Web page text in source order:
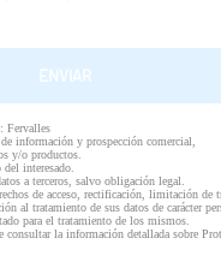
: Fervalles
información y prospección comercial,
y/o productos.
interesado.
a terceros, salvo obligación legal.
de acceso, rectificación, limitación de
al tratamiento de sus datos de carácter
para el tratamiento de los mismos.
consultar la información detallada sobre